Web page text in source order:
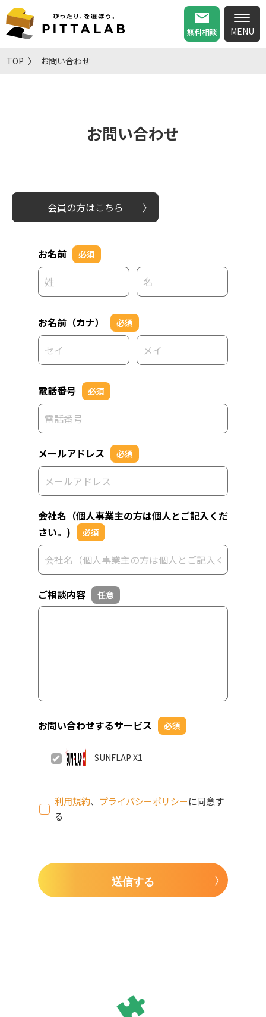
無料相談
TOP お問い合わせ
お問い合わせ
会員の方はこちら
お名前 必須
お名前（カナ） 必須
電話番号 必須
メールアドレス 必須
会社名（個人事業主の方は個人とご記入くだ
さい。)
必須
ご相談内容 任意
お問い合わせするサービス 必須
SUNFLAP X1
利用規約、 プライバシーポリシーに同意す
る
送信する